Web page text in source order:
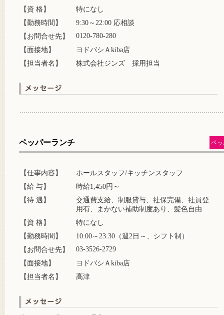
【資 格】
特になし
【勤務時間】
9:30～22:00 応相談
【お問合せ先】
0120-780-280
【面接地】
ヨドバシＡkiba店
【担当者名】
株式会社ジンズ 採用担当
ペッパーランチ ペ
【仕事内容】
ホールスタッフ/キッチンスタッフ
【給 与】
時給1,450円～
【待 遇】
交通費支給、制服貸与、社保完備、社員登
用有、まかない補助制度あり、髪色自由
【資 格】
特になし
【勤務時間】
10:00～23:30（週2日～、シフト制）
【お問合せ先】
03-3526-2729
【面接地】
ヨドバシＡkiba店
【担当者名】
高津